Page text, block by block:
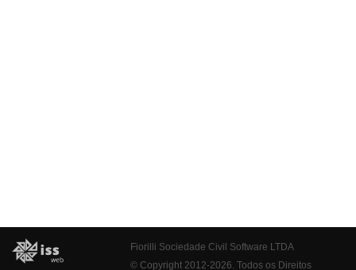
Fiorilli Sociedade Civil Software LTDA
© Copyright 2012-2026. Todos os Direitos